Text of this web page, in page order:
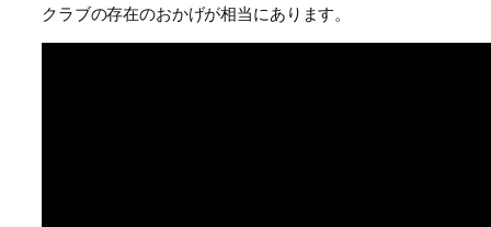
クラブの存在のおかげが相当にあります。